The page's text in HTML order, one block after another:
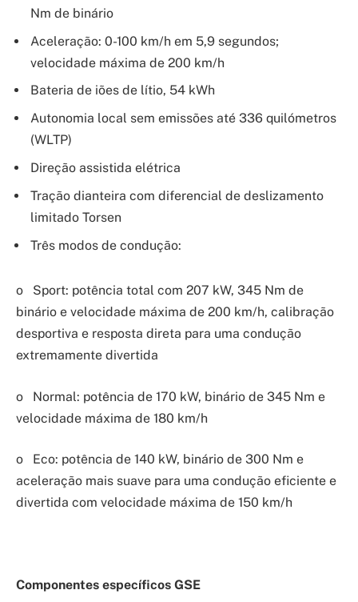
Nm de binário
Aceleração: 0-100 km/h em 5,9 segundos;
velocidade máxima de 200 km/h
Bateria de iões de lítio, 54 kWh
Autonomia local sem emissões até 336 quilómetros
(WLTP)
Direção assistida elétrica
Tração dianteira com diferencial de deslizamento
limitado Torsen
Três modos de condução:
o Sport: potência total com 207 kW, 345 Nm de
binário e velocidade máxima de 200 km/h, calibração
desportiva e resposta direta para uma condução
extremamente divertida
o Normal: potência de 170 kW, binário de 345 Nm e
velocidade máxima de 180 km/h
o Eco: potência de 140 kW, binário de 300 Nm e
aceleração mais suave para uma condução eficiente e
divertida com velocidade máxima de 150 km/h
Componentes específicos GSE